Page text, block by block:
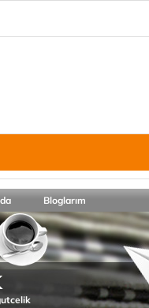
Bloglarım